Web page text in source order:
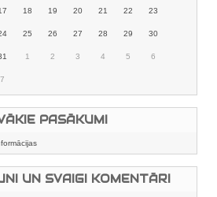
18 19 20 21 22 23
25 26 27 28 29 30
1 2 3 4 5 6
7
PASĀKUMI
UN SVAIGI KOMENTĀRI